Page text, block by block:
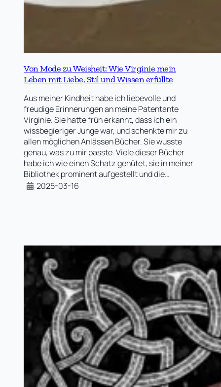
Von Mode zu Weisheit: Wie Virginie mein
Leben mit Liebe, Stil und Wissen erfüllte
Aus meiner Kindheit habe ich liebevolle und
freudige Erinnerungen an meine Patentante
Virginie. Sie hatte früh erkannt, dass ich ein
wissbegieriger Junge war, und schenkte mir zu
allen möglichen Anlässen Bücher. Sie wusste
genau, was zu mir passte. Viele dieser Bücher
habe ich wie einen Schatz gehütet, sie in meiner
Bibliothek prominent aufgestellt und die…
2025-03-16